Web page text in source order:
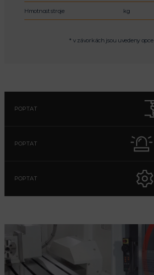
Hmotnost stroje kg
* v závorkách jsou uvedeny opce
POPTAT
POPTAT
POPTAT